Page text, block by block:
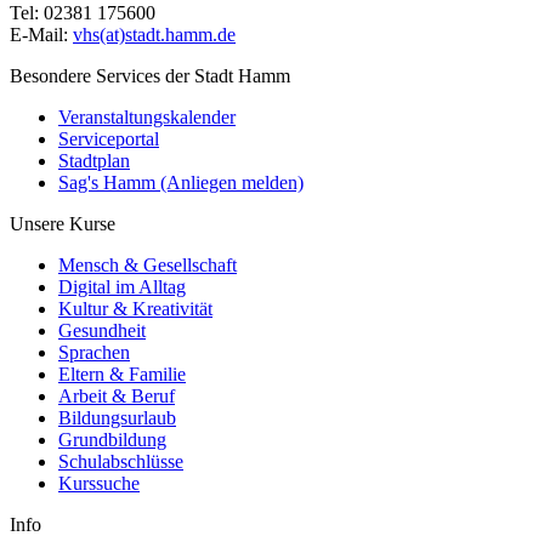
Tel: 02381 175600
E-Mail: vhs(at)stadt.hamm.de
Besondere Services der Stadt Hamm
Veranstaltungskalender
Serviceportal
Stadtplan
Sag's Hamm (Anliegen melden)
Unsere Kurse
Mensch & Gesellschaft
Digital im Alltag
Kultur & Kreativität
Gesundheit
Sprachen
Eltern & Familie
Arbeit & Beruf
Bildungsurlaub
Grundbildung
Schulabschlüsse
Kurssuche
Info